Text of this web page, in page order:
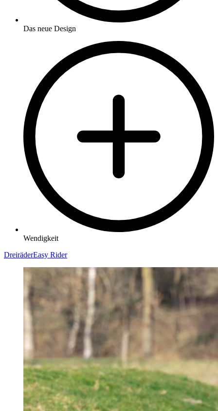
Das neue Design
Wendigkeit
DreiräderEasy Rider